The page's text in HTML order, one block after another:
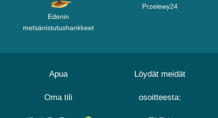
Edenin
metsänistutushankkeet
Przelewy24
Apua
Oma tili
Löydät meidät
osoitteesta: